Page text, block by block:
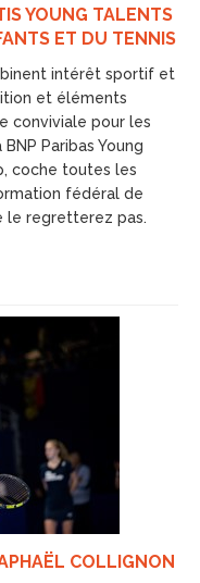
YOUNG TALENTS
ET DU TENNIS
intérêt sportif et
et éléments
conviviale pour les
Paribas Young
coche toutes les
fédéral de
le regretterez pas.
COLLIGNON